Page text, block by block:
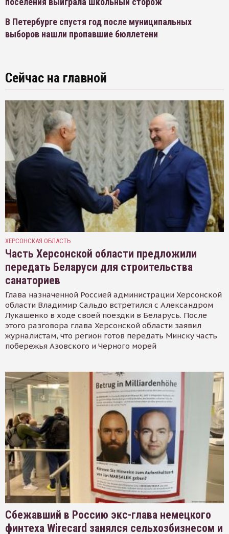
В Петербурге спустя год после муниципальных
выборов нашли пропавшие бюллетени
Сейчас на главной
ХЕРСОНСКАЯ ОБЛАСТЬ
Часть Херсонской области предложили
передать Беларуси для строительства
санаториев
Глава назначенной Россией администрации Херсонской
области Владимир Сальдо встретился с Александром
Лукашенко в ходе своей поездки в Беларусь. После
этого разговора глава Херсонской области заявил
журналистам, что регион готов передать Минску часть
побережья Азовского и Черного морей
Сбежавший в Россию экс-глава немецкого
финтеха Wirecard занялся сельхозбизнесом и